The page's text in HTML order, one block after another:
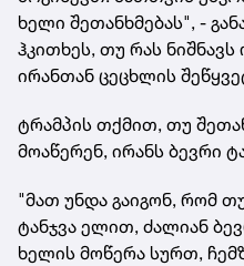
ხელი შეთანხმებას", -
ჰკითხეს, თუ რას
ირანთან ცეცხლის
ტრამპის თქმით, თუ
მოაწერენ, ირანს ბევრი
"მათ უნდა გაიგონ, რომ
ტანჯვა ელით, ძალიან
ხელის მოწერა სურთ,